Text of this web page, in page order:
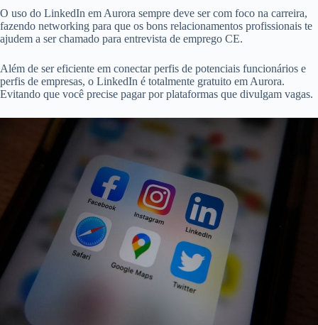
O uso do LinkedIn em Aurora sempre deve ser com foco na carreira,
fazendo networking para que os bons relacionamentos profissionais te
ajudem a ser chamado para entrevista de emprego CE.
Além de ser eficiente em conectar perfis de potenciais funcionários e
perfis de empresas, o LinkedIn é totalmente gratuito em Aurora.
Evitando que você precise pagar por plataformas que divulgam vagas.